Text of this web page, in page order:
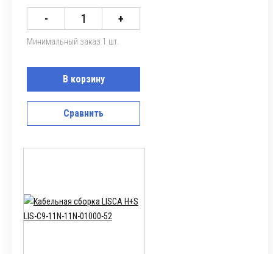
- +
Минимальный заказ 1 шт.
В корзину
Сравнить